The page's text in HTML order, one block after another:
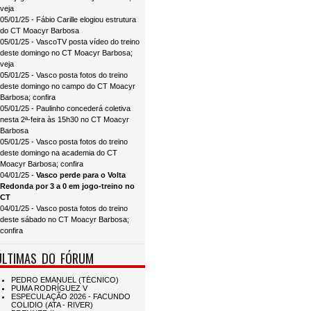
veja
05/01/25 - Fábio Carille elogiou estrutura
do CT Moacyr Barbosa
05/01/25 - VascoTV posta vídeo do treino
deste domingo no CT Moacyr Barbosa;
veja
05/01/25 - Vasco posta fotos do treino
deste domingo no campo do CT Moacyr
Barbosa; confira
05/01/25 - Paulinho concederá coletiva
nesta 2ª-feira às 15h30 no CT Moacyr
Barbosa
05/01/25 - Vasco posta fotos do treino
deste domingo na academia do CT
Moacyr Barbosa; confira
04/01/25 - Vasco perde para o Volta
Redonda por 3 a 0 em jogo-treino no
CT
04/01/25 - Vasco posta fotos do treino
deste sábado no CT Moacyr Barbosa;
confira
DO FÓRUM